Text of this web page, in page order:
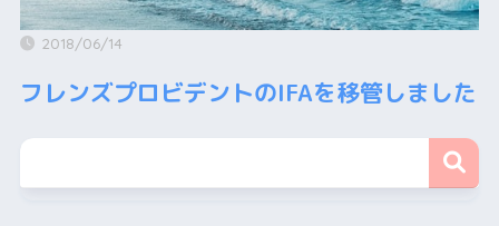
2018/06/14
フレンズプロビデントのIFAを移管しました